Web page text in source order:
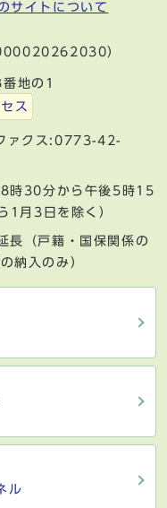
サイトについて
）
地の1
ス
ァクス:0773-42-
時30分から午後5時15
1月3日を除く）
長（戸籍・国保関係の
納入のみ）
ル